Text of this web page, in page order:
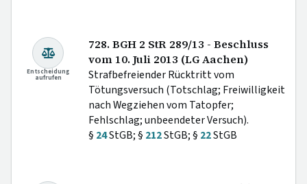
Entscheidung
aufrufen
728. BGH 2 StR 289/13 - Beschluss
vom 10. Juli 2013 (LG Aachen)
Strafbefreiender Rücktritt vom
Tötungsversuch (Totschlag; Freiwilligkeit
nach Wegziehen vom Tatopfer;
Fehlschlag; unbeendeter Versuch).
§ 24StGB; § 212StGB; § 22StGB